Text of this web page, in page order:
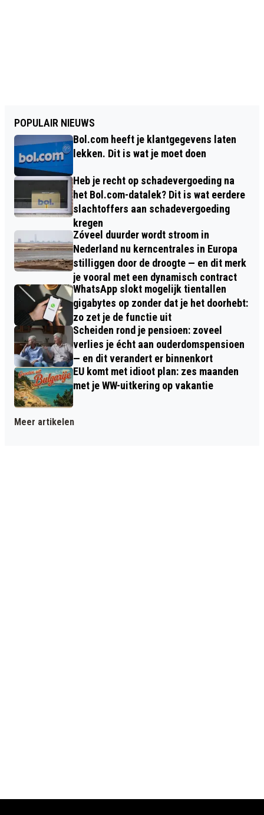
POPULAIR NIEUWS
Bol.com heeft je klantgegevens laten
lekken. Dit is wat je moet doen
Heb je recht op schadevergoeding na
het Bol.com-datalek? Dit is wat eerdere
slachtoffers aan schadevergoeding
kregen
Zóveel duurder wordt stroom in
Nederland nu kerncentrales in Europa
stilliggen door de droogte — en dit merk
je vooral met een dynamisch contract
WhatsApp slokt mogelijk tientallen
gigabytes op zonder dat je het doorhebt:
zo zet je de functie uit
Scheiden rond je pensioen: zoveel
verlies je écht aan ouderdomspensioen
— en dit verandert er binnenkort
EU komt met idioot plan: zes maanden
met je WW-uitkering op vakantie
Meer artikelen